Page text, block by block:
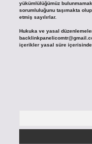
yükümlülüğümüz
sorumluluğunu taşımakta
etmiş sayılırlar.
Hukuka ve yasal
içerikler yasal süre içerisinde